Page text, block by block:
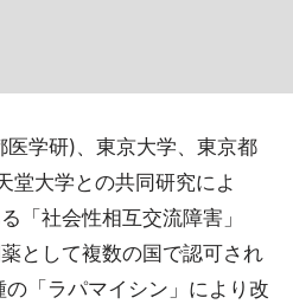
学研)、東京大学、東京都
堂大学との共同研究によ
「社会性相互交流障害」
として複数の国で認可され
の「ラパマイシン」により改